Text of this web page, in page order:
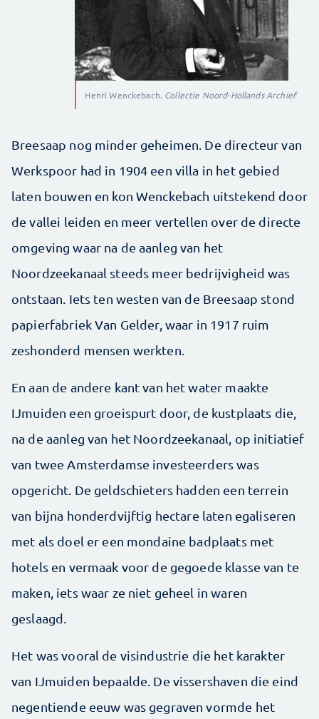
Henri Wenckebach. Collectie Noord-Hollands Archief
Breesaap nog minder geheimen. De directeur van
Werkspoor had in 1904 een villa in het gebied
laten bouwen en kon Wenckebach uitstekend door
de vallei leiden en meer vertellen over de directe
omgeving waar na de aanleg van het
Noordzeekanaal steeds meer bedrijvigheid was
ontstaan. Iets ten westen van de Breesaap stond
papierfabriek Van ­Gelder, waar in 1917 ruim
zeshonderd mensen werkten.
En aan de andere kant van het water maakte
IJmuiden een groeispurt door, de kustplaats die,
na de aanleg van het Noordzeekanaal, op initiatief
van twee Amsterdamse investeerders was
opgericht. De geldschieters hadden een terrein
van bijna honderdvijftig hectare laten egaliseren
met als doel er een mondaine badplaats met
hotels en vermaak voor de gegoede klasse van te
maken, iets waar ze niet geheel in waren
geslaagd.
Het was vooral de visindustrie die het karakter
van IJmuiden bepaalde. De vissershaven die eind
negentiende eeuw was gegraven vormde het